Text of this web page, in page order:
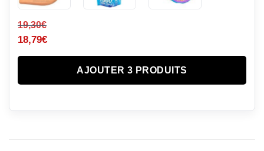
19,30€
18,79€
AJOUTER 3 PRODUITS